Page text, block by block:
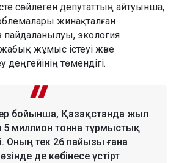
сөйлеген депутаттың айтуынша,
жинақталған
пайдаланылуы, экология
жұмыс істеуі және
төмендігі.
бойынша, Қазақстанда жыл
миллион тонна тұрмыстық
Оның тек 26 пайызы ғана
де көбінесе үстірт